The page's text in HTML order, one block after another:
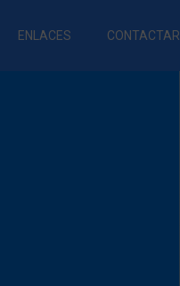
ENLACES CONTACTAR